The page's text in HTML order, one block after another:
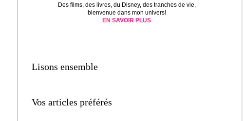
Des films, des livres, du Disney, des tranches de vie,
bienvenue dans mon univers!
EN SAVOIR PLUS
Lisons ensemble
Vos articles préférés